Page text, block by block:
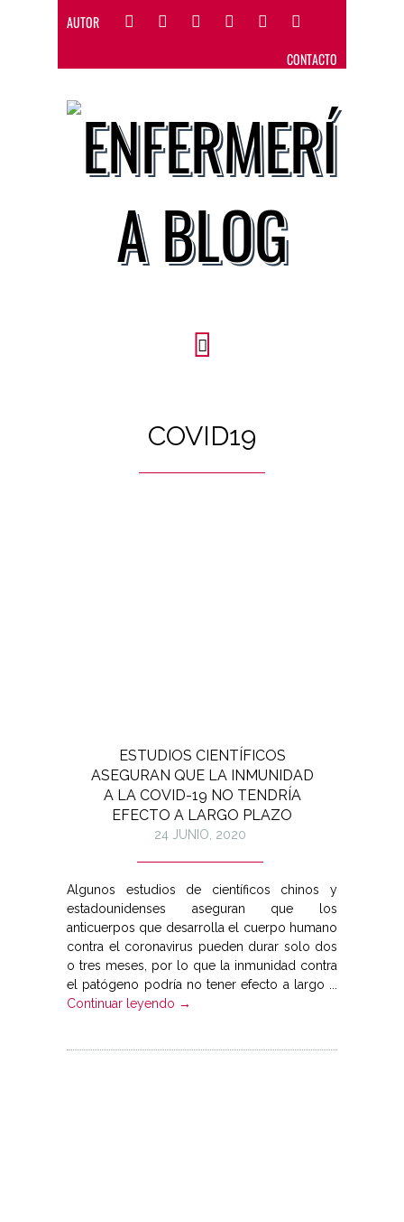
AUTOR
CONTACTO
COVID19
ESTUDIOS CIENTÍFICOS
ASEGURAN QUE LA INMUNIDAD
A LA COVID-19 NO TENDRÍA
EFECTO A LARGO PLAZO
24 JUNIO, 2020
Algunos estudios de científicos chinos y
estadounidenses aseguran que los
anticuerpos que desarrolla el cuerpo humano
contra el coronavirus pueden durar solo dos
o tres meses, por lo que la inmunidad contra
el patógeno podría no tener efecto a largo ...
Continuar leyendo →